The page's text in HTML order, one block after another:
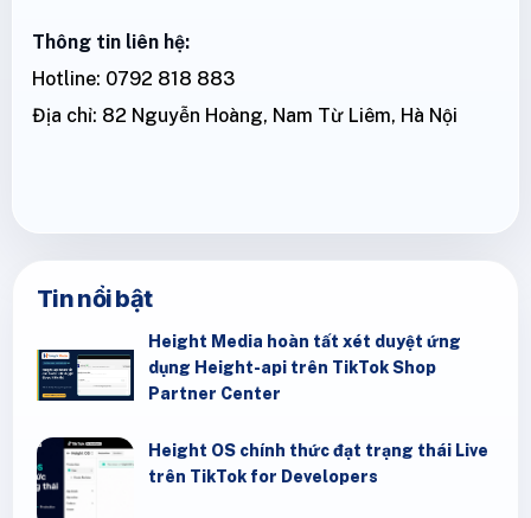
Thông tin liên hệ:
Hotline: 0792 818 883
Địa chỉ: 82 Nguyễn Hoàng, Nam Từ Liêm, Hà Nội
Tin nổi bật
Height Media hoàn tất xét duyệt ứng
dụng Height-api trên TikTok Shop
Partner Center
Height OS chính thức đạt trạng thái Live
trên TikTok for Developers